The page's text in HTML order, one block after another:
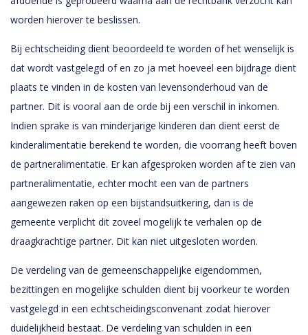
worden hierover te beslissen.
Bij echtscheiding dient beoordeeld te worden of het wenselijk is
dat wordt vastgelegd of en zo ja met hoeveel een bijdrage dient
plaats te vinden in de kosten van levensonderhoud van de
partner. Dit is vooral aan de orde bij een verschil in inkomen.
Indien sprake is van minderjarige kinderen dan dient eerst de
kinderalimentatie berekend te worden, die voorrang heeft boven
de partneralimentatie. Er kan afgesproken worden af te zien van
partneralimentatie, echter mocht een van de partners
aangewezen raken op een bijstandsuitkering, dan is de
gemeente verplicht dit zoveel mogelijk te verhalen op de
draagkrachtige partner. Dit kan niet uitgesloten worden.
De verdeling van de gemeenschappelijke eigendommen,
bezittingen en mogelijke schulden dient bij voorkeur te worden
vastgelegd in een echtscheidingsconvenant zodat hierover
duidelijkheid bestaat. De verdeling van schulden in een